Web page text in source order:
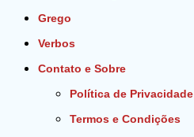
Grego
Verbos
Contato e Sobre
Política de Privacidade
Termos e Condições